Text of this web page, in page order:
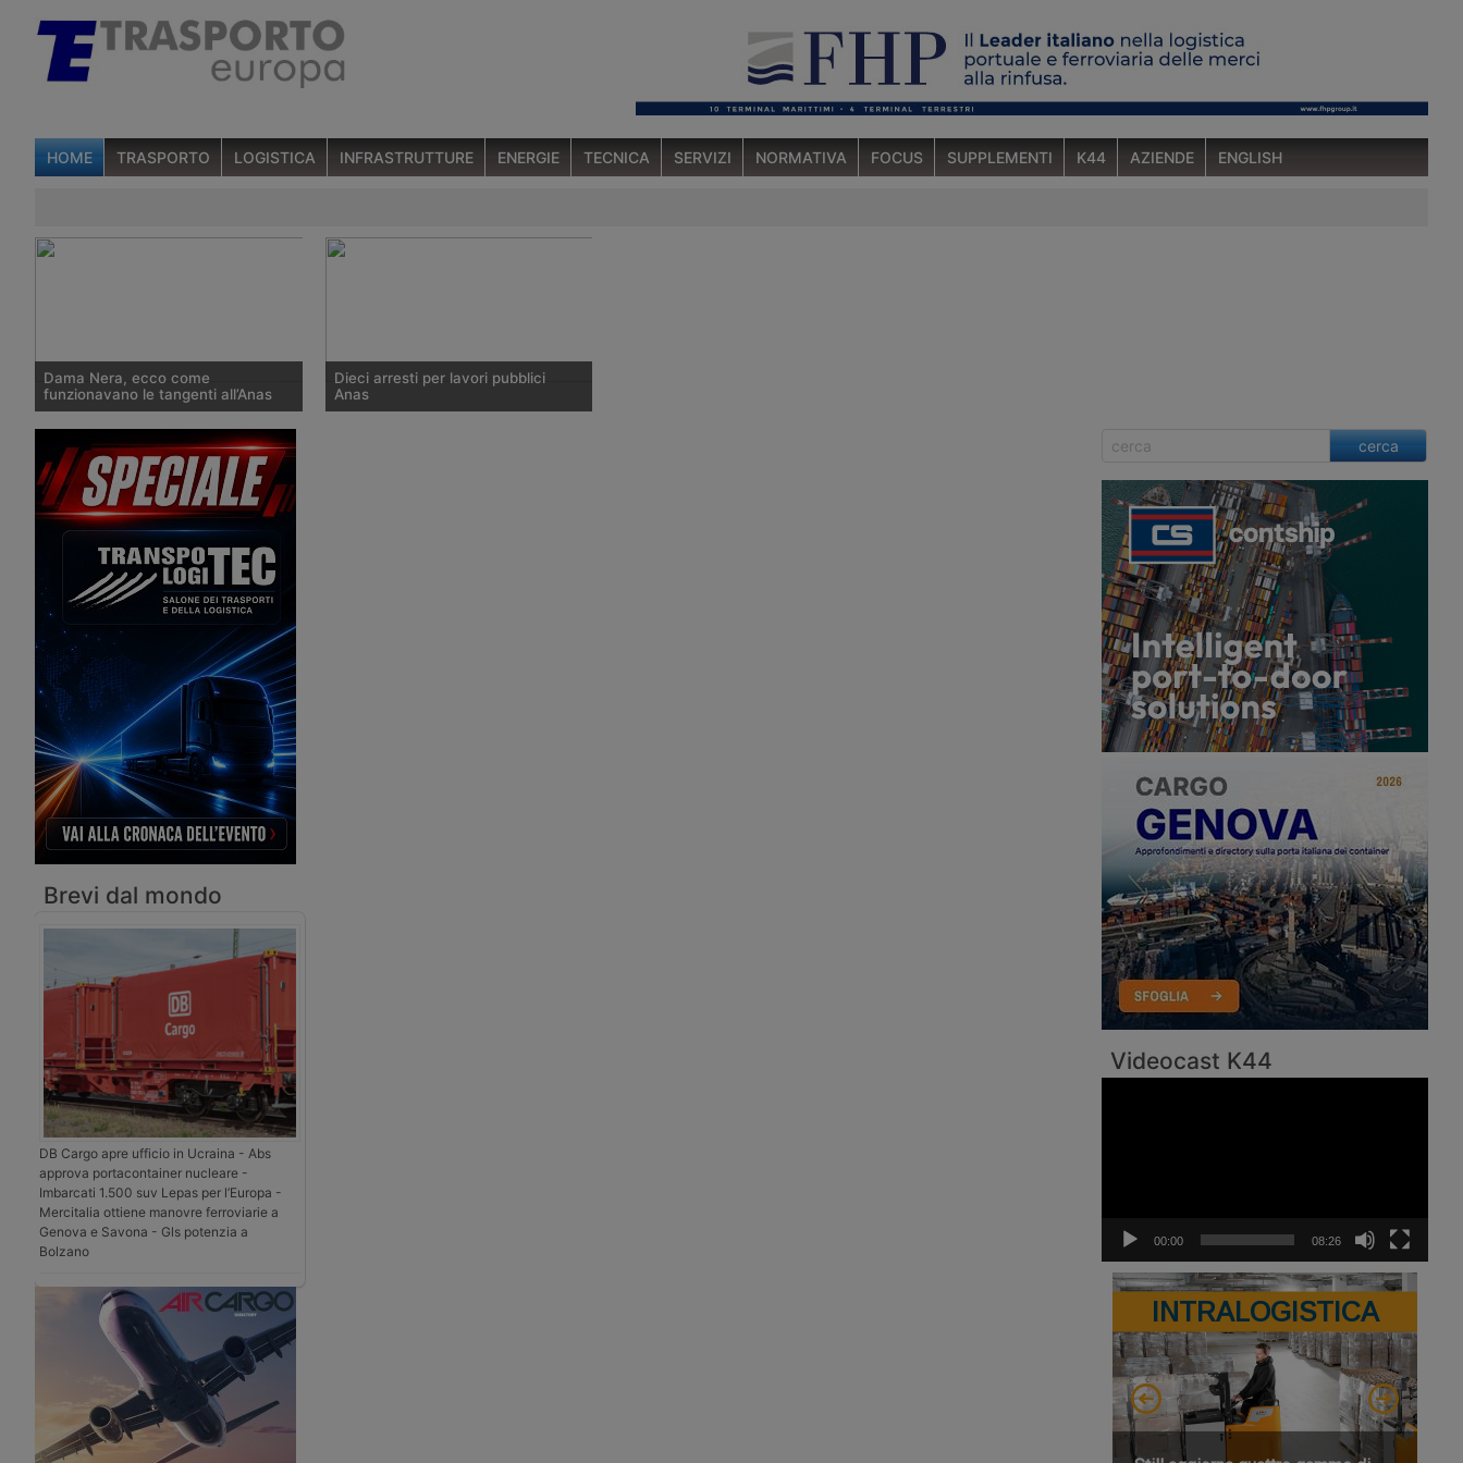
HOME TRASPORTO LOGISTICA INFRASTRUTTURE ENERGIE TECNICA SERVIZI NORMATIVA FOCUS SUPPLEMENTI K44 AZIENDE ENGLISH
Dama Nera, ecco come
funzionavano le tangenti all’Anas
Dopo avere annunciato l’operazione
che la mattina del 22 ottobre 2015 ha
portato all’arresto di sei persone per
corruzione, la Guardia di Finanza
svela i particolari dell’indagine che ha
coinvolto anche un ex
sottosegretario del ministro delle
Infrastrutture.
Dieci arresti per lavori pubblici
Anas
Brevi dal mondo
DB Cargo apre ufficio in Ucraina - Abs
approva portacontainer nucleare -
Imbarcati 1.500 suv Lepas per l’Europa -
Mercitalia ottiene manovre ferroviarie a
Genova e Savona - Gls potenzia a
Bolzano
cerca
Videocast K44
00:00 08:26
INTRALOGISTICA